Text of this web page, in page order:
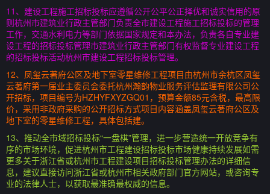
11、建设工程施工招标投标应遵循公开公平公正择优和诚实信用的原
则杭州市建筑业行政主管部门负责全市建设工程施工招标投标的管理
工作，交通水利电力等部门依据国家规定和本办法，负责各自专业建
设工程的招标投标管理市建筑业行政主管部门有权监督专业建设工程
的招标投标活动杭州市建设工程招标投标管理。
12、凤玺云著府公区及地下室零星维修工程项目由杭州市余杭区凤玺
云著府第一届业主委员会委托杭州瀚韵物业服务评估监理有限公司公
开招标，项目编号为HZHYFXYZGQ01，预算金额85元含税，最高限
价，采用非政府采购的公开招标方式项目内容涵盖凤玺云著府公区及
地下室的零星维修工程，具体包括建。
13、推动全市域招标投标“一盘棋”管理，进一步营造统一开放竞争有
序的市场环境，促进杭州市工程建设招标投标市场健康持续发展如需
更多关于浙江省或杭州市工程建设项目招标投标管理办法的详细信
息，建议直接访问浙江省或杭州市相关政府部门官方网站，或咨询专
业的法律人士，以获取最准确最权威的信息。